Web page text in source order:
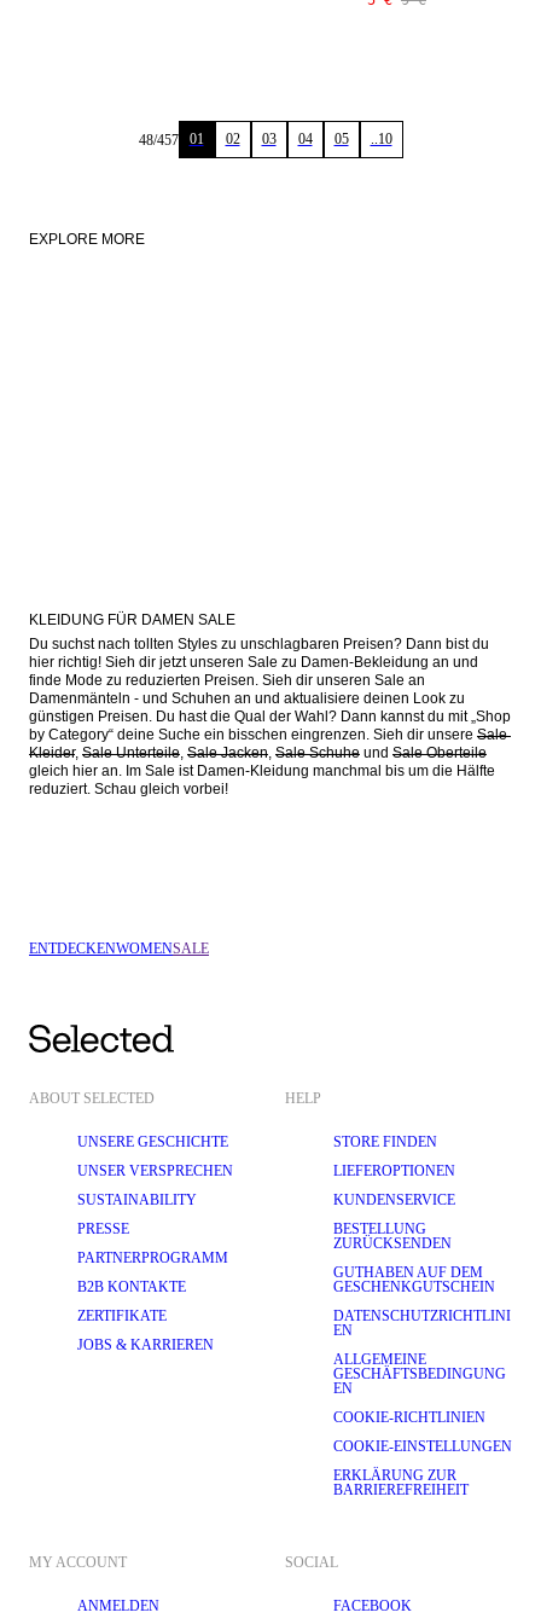
48/457 01 02 03 04 05 ..10
EXPLORE MORE
KLEIDUNG FÜR DAMEN SALE
Du suchst nach tollten Styles zu unschlagbaren Preisen? Dann bist du
hier richtig! Sieh dir jetzt unseren Sale zu Damen-Bekleidung an und
finde Mode zu reduzierten Preisen. Sieh dir unseren Sale an
Damenmänteln - und Schuhen an und aktualisiere deinen Look zu
günstigen Preisen. Du hast die Qual der Wahl? Dann kannst du mit „Shop
by Category“ deine Suche ein bisschen eingrenzen. Sieh dir unsere Sale
Kleider, Sale Unterteile, Sale Jacken, Sale Schuhe und Sale Oberteile
gleich hier an. Im Sale ist Damen-Kleidung manchmal bis um die Hälfte
ENTDECKENWOMENSALE
ABOUT SELECTED
UNSERE GESCHICHTE
UNSER VERSPRECHEN
SUSTAINABILITY
PRESSE
PARTNERPROGRAMM
B2B KONTAKTE
ZERTIFIKATE
JOBS & KARRIEREN
HELP
STORE FINDEN
LIEFEROPTIONEN
KUNDENSERVICE
BESTELLUNG
ZURÜCKSENDEN
GUTHABEN AUF DEM
GESCHENKGUTSCHEIN
DATENSCHUTZRICHTLINI
EN
ALLGEMEINE
GESCHÄFTSBEDINGUNG
EN
COOKIE-RICHTLINIEN
COOKIE-EINSTELLUNGEN
ERKLÄRUNG ZUR
BARRIEREFREIHEIT
MY ACCOUNT
ANMELDEN
SOCIAL
FACEBOOK